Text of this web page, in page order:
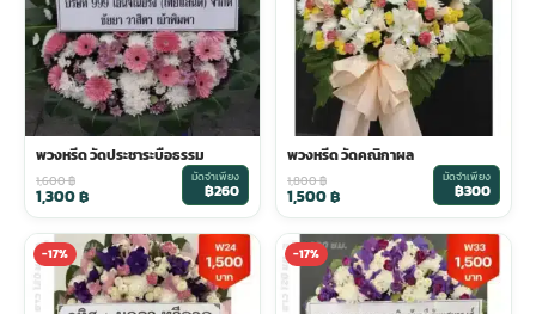
พวงหรีด วัดประชาระบือธรรม
1,600฿
1,300฿
มัดจำเพียง
฿260
พวงหรีด วัดคณิกาผล
1,800฿
1,500฿
มัดจำเพียง
฿300
-17% -17%